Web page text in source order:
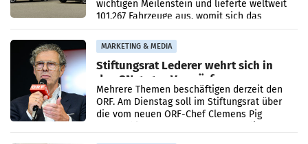
wichtigen Meilenstein und lieferte weltweit
101.267 Fahrzeuge aus, womit sich das
Ergebnis gegenüber Juli 2025 mehr als
verdoppelte (+102
MARKETING & MEDIA
Stiftungsrat Lederer wehrt sich in
den SN gegen Vorwürfe
Mehrere Themen beschäftigen derzeit den
ORF. Am Dienstag soll im Stiftungsrat über
die vom neuen ORF-Chef Clemens Pig